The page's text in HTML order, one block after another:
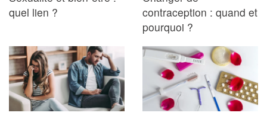
quel lien ?
contraception : quand et
pourquoi ?